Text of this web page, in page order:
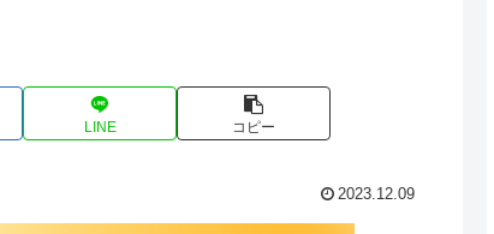
LINE コピー
2023.12.09